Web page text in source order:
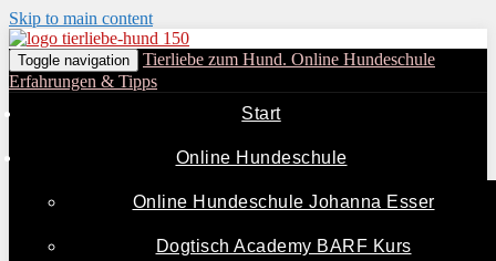
Skip to main content
Toggle navigation
Tierliebe zum Hund. Online Hundeschule
Erfahrungen & Tipps
Start
Online Hundeschule
Online Hundeschule Johanna Esser
Dogtisch Academy BARF Kurs